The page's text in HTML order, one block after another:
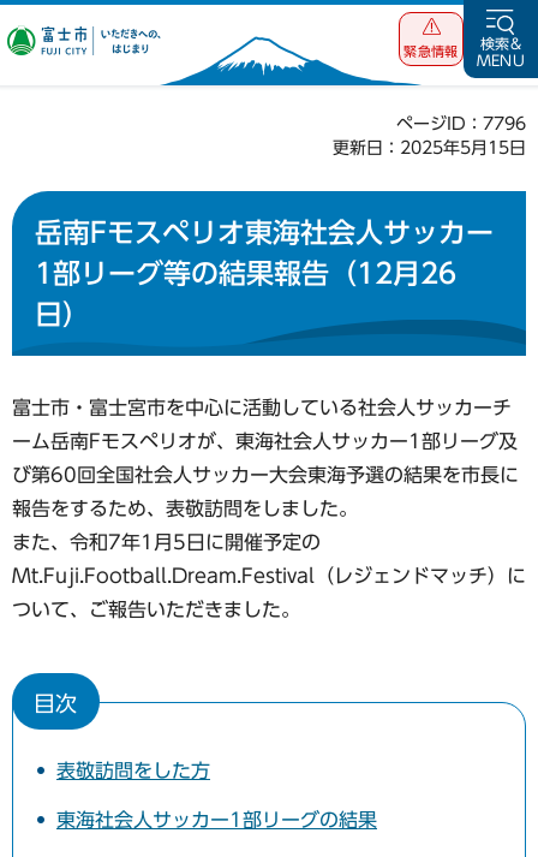
富士市 いただ
緊急情報
検索&
MENU
ページID：7796
更新日：2025年5月15日
岳南Fモスペリオ東海社会人サッカー
1部リーグ等の結果報告（12月26
日）
富士市・富士宮市を中心に活動している社会人サッカーチ
ーム岳南Fモスペリオが、東海社会人サッカー1部リーグ及
び第60回全国社会人サッカー大会東海予選の結果を市長に
報告をするため、表敬訪問をしました。
また、令和7年1月5日に開催予定の
Mt.Fuji.Football.Dream.Festival（レジェンドマッチ）に
ついて、ご報告いただきました。
目次
表敬訪問をした方
東海社会人サッカー1部リーグの結果